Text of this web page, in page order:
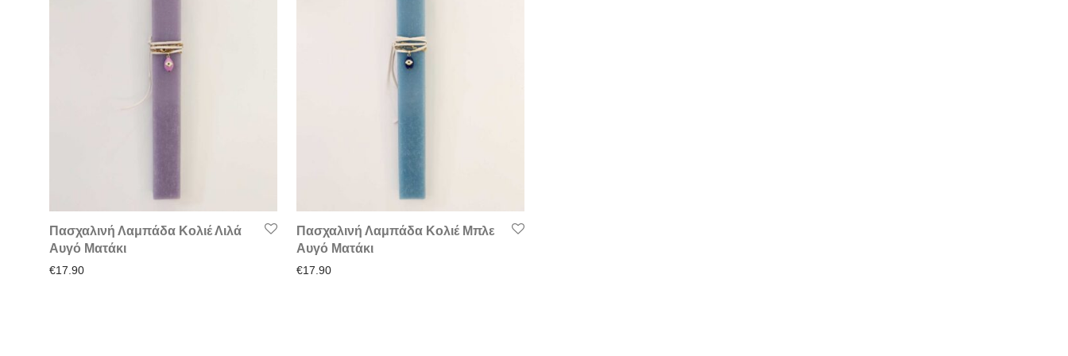
Πασχαλινή Λαμπάδα Κολιέ Λιλά
Αυγό Ματάκι
€17.90
Πασχαλινή Λαμπάδα Κολιέ Μπλε
Αυγό Ματάκι
€17.90